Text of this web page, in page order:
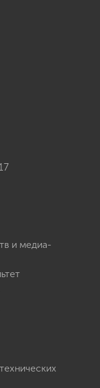
и медиа-